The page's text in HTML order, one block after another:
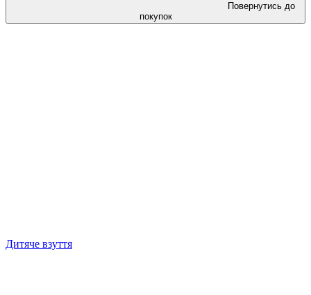
Повернутись до
покупок
Дитяче взуття